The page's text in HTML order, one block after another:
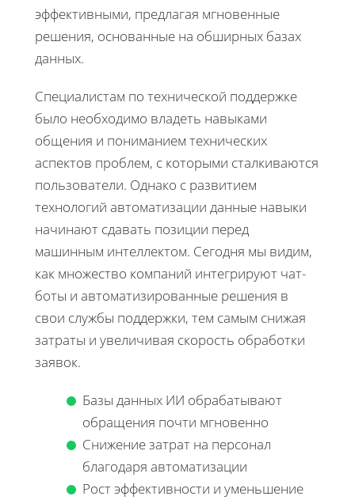
эффективными, предлагая мгновенные
решения, основанные на обширных базах
данных.
Специалистам по технической поддержке
было необходимо владеть навыками
общения и пониманием технических
аспектов проблем, с которыми сталкиваются
пользователи. Однако с развитием
технологий автоматизации данные навыки
начинают сдавать позиции перед
машинным интеллектом. Сегодня мы видим,
как множество компаний интегрируют чат-
боты и автоматизированные решения в
свои службы поддержки, тем самым снижая
затраты и увеличивая скорость обработки
заявок.
Базы данных ИИ обрабатывают
обращения почти мгновенно
Снижение затрат на персонал
благодаря автоматизации
Рост эффективности и уменьшение